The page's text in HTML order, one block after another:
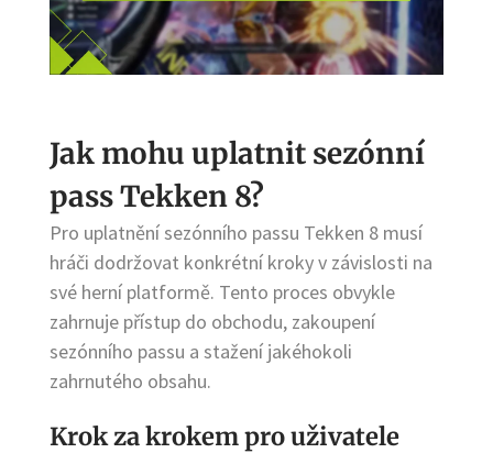
Jak mohu uplatnit sezónní
pass Tekken 8?
Pro uplatnění sezónního passu Tekken 8 musí
hráči dodržovat konkrétní kroky v závislosti na
své herní platformě. Tento proces obvykle
zahrnuje přístup do obchodu, zakoupení
sezónního passu a stažení jakéhokoli
zahrnutého obsahu.
Krok za krokem pro uživatele